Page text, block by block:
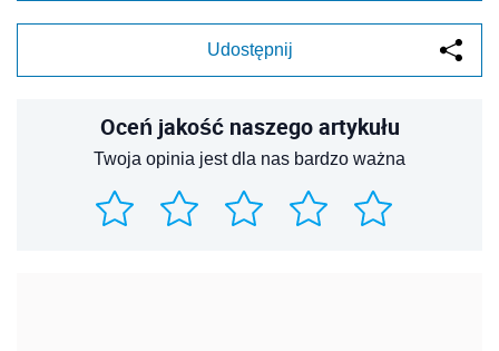
Udostępnij
Oceń jakość naszego artykułu
Twoja opinia jest dla nas bardzo ważna